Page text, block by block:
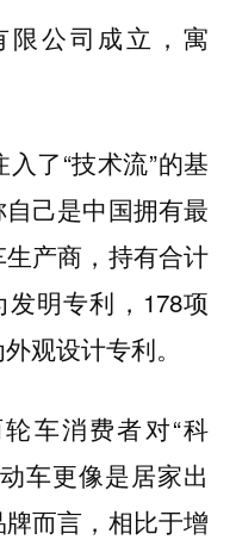
限公司成立，寓
了“技术流”的基
己是中国拥有最
产商，持有合计
明专利，178项
观设计专利。
车消费者对“科
车更像是居家出
而言，相比于增